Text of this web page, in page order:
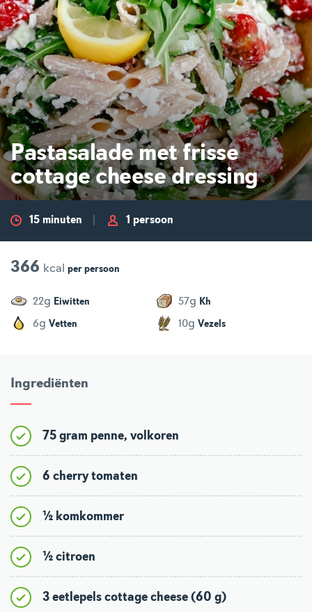
Pastasalade met frisse
cottage cheese dressing
15 minuten 1 persoon
366 kcal per persoon
22g Eiwitten 57g Kh
6g Vetten 10g Vezels
Ingrediënten
75 gram penne, volkoren
6 cherry tomaten
½ komkommer
½ citroen
3 eetlepels cottage cheese (60 g)